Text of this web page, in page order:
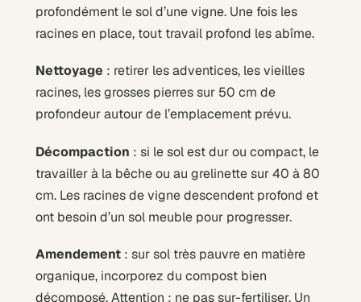
profondément le sol d’une vigne. Une fois les
racines en place, tout travail profond les abîme.
Nettoyage : retirer les adventices, les vieilles
racines, les grosses pierres sur 50 cm de
profondeur autour de l’emplacement prévu.
Décompaction : si le sol est dur ou compact, le
travailler à la bêche ou au grelinette sur 40 à 80
cm. Les racines de vigne descendent profond et
ont besoin d’un sol meuble pour progresser.
Amendement : sur sol très pauvre en matière
organique, incorporez du compost bien
décomposé. Attention : ne pas sur-fertiliser. Un